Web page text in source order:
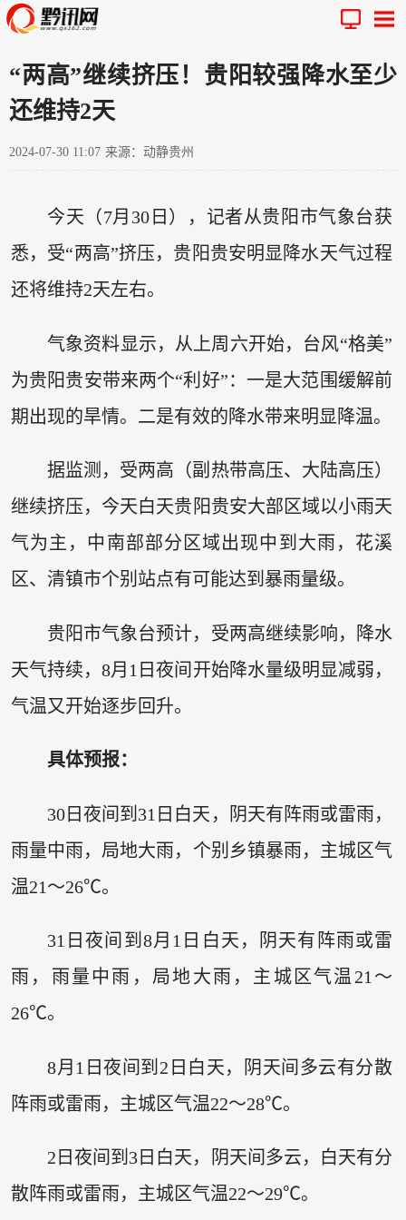
“两高”继续挤压！贵阳较强降水至少
还维持2天
2024-07-30 11:07 来源：动静贵州
今天（7月30日），记者从贵阳市气象台获
悉，受“两高”挤压，贵阳贵安明显降水天气过程
还将维持2天左右。
气象资料显示，从上周六开始，台风“格美”
为贵阳贵安带来两个“利好”：一是大范围缓解前
期出现的旱情。二是有效的降水带来明显降温。
据监测，受两高（副热带高压、大陆高压）
继续挤压，今天白天贵阳贵安大部区域以小雨天
气为主，中南部部分区域出现中到大雨，花溪
区、清镇市个别站点有可能达到暴雨量级。
贵阳市气象台预计，受两高继续影响，降水
天气持续，8月1日夜间开始降水量级明显减弱，
气温又开始逐步回升。
具体预报：
30日夜间到31日白天，阴天有阵雨或雷雨，
雨量中雨，局地大雨，个别乡镇暴雨，主城区气
温21～26℃。
31日夜间到8月1日白天，阴天有阵雨或雷
雨，雨量中雨，局地大雨，主城区气温21～
26℃。
8月1日夜间到2日白天，阴天间多云有分散
阵雨或雷雨，主城区气温22～28℃。
2日夜间到3日白天，阴天间多云，白天有分
散阵雨或雷雨，主城区气温22～29℃。